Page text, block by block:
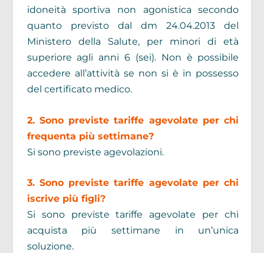
idoneità sportiva non agonistica secondo
quanto previsto dal dm 24.04.2013 del
Ministero della Salute, per minori di età
superiore agli anni 6 (sei). Non è possibile
accedere all’attività se non si è in possesso
del certificato medico.
2. Sono previste tariffe agevolate per chi
frequenta più settimane?
Si sono previste agevolazioni.
3. Sono previste tariffe agevolate per chi
iscrive più figli?
Si sono previste tariffe agevolate per chi
acquista più settimane in un’unica
soluzione.